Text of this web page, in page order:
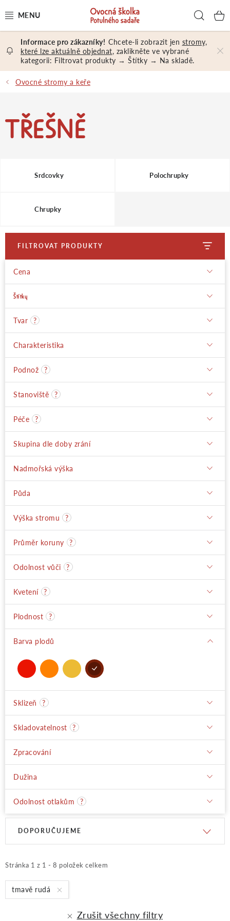
na
OVOCNÉ STROMY A KEŘE
NÁŘADÍ A MATERIÁL
PORADENSTVÍ
PRODEJNA
Jak nakupovat
Moje objednávka
Chcete-li zobrazit jen stromy,
které lze aktuálně objednat, zaklikněte ve vybrané
kategorii: Filtrovat produkty → Štítky → Na skladě.
Ovocné stromy a keře
TŘEŠNĚ
Srdcovky Polochrupky
Chrupky
FILTROVAT PRODUKTY
Cena
Štítky
Tvar ?
Charakteristika
Podnož ?
Stanoviště ?
Péče ?
Skupina dle doby zrání
Nadmořská výška
Půda
Výška stromu ?
Průměr koruny ?
Odolnost vůči ?
Kvetení ?
Plodnost ?
Barva plodů
Sklizeň ?
Skladovatelnost ?
Zpracování
Dužina
Odolnost otlakům ?
ý
p
Stránka 1 z 1 - 8 položek celkem
a
z
DOPORUČUJEME
tmavě rudá
Zrušit všechny filtry